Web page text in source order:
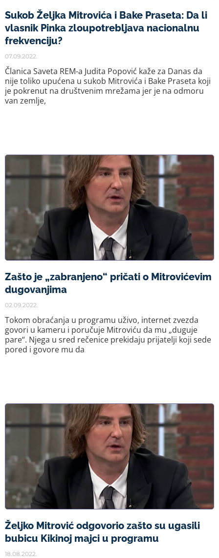
Sukob Željka Mitrovića i Bake Praseta: Da li
vlasnik Pinka zloupotrebljava nacionalnu
frekvenciju?
07.09.2022.
Članica Saveta REM-a Judita Popović kaže za Danas da
nije toliko upućena u sukob Mitrovića i Bake Praseta koji
je pokrenut na društvenim mrežama jer je na odmoru
van zemlje,
Zašto je „zabranjeno“ pričati o Mitrovićevim
dugovanjima
02.09.2022.
Tokom obraćanja u programu uživo, internet zvezda
govori u kameru i poručuje Mitroviću da mu „duguje
pare“. Njega u sred rečenice prekidaju prijatelji koji sede
pored i govore mu da
Željko Mitrović odgovorio zašto su ugasili
bubicu Kikinoj majci u programu
18.08.2022.